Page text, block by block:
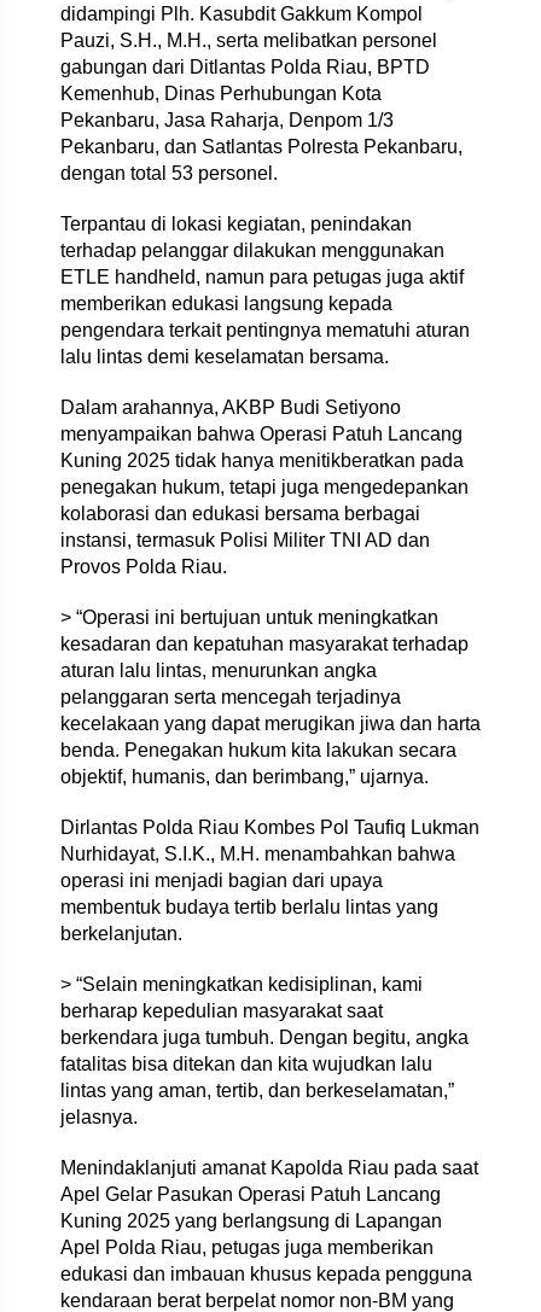
didampingi Plh. Kasubdit Gakkum Kompol
Pauzi, S.H., M.H., serta melibatkan personel
gabungan dari Ditlantas Polda Riau, BPTD
Kemenhub, Dinas Perhubungan Kota
Pekanbaru, Jasa Raharja, Denpom 1/3
Pekanbaru, dan Satlantas Polresta Pekanbaru,
dengan total 53 personel.
Terpantau di lokasi kegiatan, penindakan
terhadap pelanggar dilakukan menggunakan
ETLE handheld, namun para petugas juga aktif
memberikan edukasi langsung kepada
pengendara terkait pentingnya mematuhi aturan
lalu lintas demi keselamatan bersama.
Dalam arahannya, AKBP Budi Setiyono
menyampaikan bahwa Operasi Patuh Lancang
Kuning 2025 tidak hanya menitikberatkan pada
penegakan hukum, tetapi juga mengedepankan
kolaborasi dan edukasi bersama berbagai
instansi, termasuk Polisi Militer TNI AD dan
Provos Polda Riau.
> “Operasi ini bertujuan untuk meningkatkan
kesadaran dan kepatuhan masyarakat terhadap
aturan lalu lintas, menurunkan angka
pelanggaran serta mencegah terjadinya
kecelakaan yang dapat merugikan jiwa dan harta
benda. Penegakan hukum kita lakukan secara
objektif, humanis, dan berimbang,” ujarnya.
Dirlantas Polda Riau Kombes Pol Taufiq Lukman
Nurhidayat, S.I.K., M.H. menambahkan bahwa
operasi ini menjadi bagian dari upaya
membentuk budaya tertib berlalu lintas yang
berkelanjutan.
> “Selain meningkatkan kedisiplinan, kami
berharap kepedulian masyarakat saat
berkendara juga tumbuh. Dengan begitu, angka
fatalitas bisa ditekan dan kita wujudkan lalu
lintas yang aman, tertib, dan berkeselamatan,”
jelasnya.
Menindaklanjuti amanat Kapolda Riau pada saat
Apel Gelar Pasukan Operasi Patuh Lancang
Kuning 2025 yang berlangsung di Lapangan
Apel Polda Riau, petugas juga memberikan
edukasi dan imbauan khusus kepada pengguna
kendaraan berat berpelat nomor non-BM yang